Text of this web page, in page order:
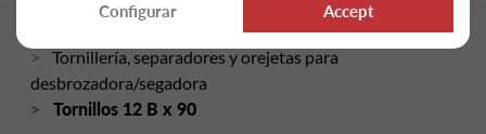
Piezas sueltas de desbrozadora/segadora
Tornillería, separadores y orejetas para
desbrozadora/segadora
Tornillos 12 B x 90
Configurar Accept